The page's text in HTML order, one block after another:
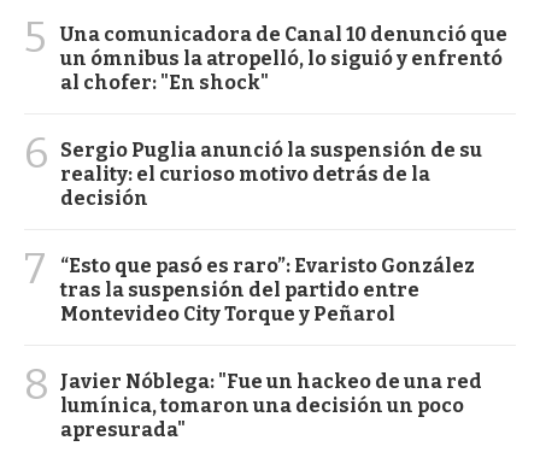
5
Una comunicadora de Canal 10 denunció que
un ómnibus la atropelló, lo siguió y enfrentó
al chofer: "En shock"
6
Sergio Puglia anunció la suspensión de su
reality: el curioso motivo detrás de la
decisión
7
“Esto que pasó es raro”: Evaristo González
tras la suspensión del partido entre
Montevideo City Torque y Peñarol
8
Javier Nóblega: "Fue un hackeo de una red
lumínica, tomaron una decisión un poco
apresurada"